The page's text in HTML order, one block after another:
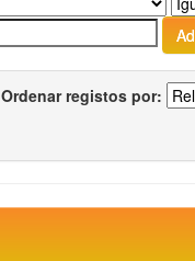
Ordenar registos por: